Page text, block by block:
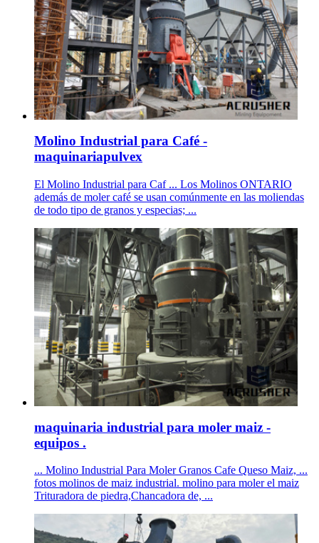
Molino Industrial para Café -
maquinariapulvex
El Molino Industrial para Caf ... Los Molinos ONTARIO
además de moler café se usan comúnmente en las moliendas
de todo tipo de granos y especias; ...
maquinaria industrial para moler maiz -
equipos .
... Molino Industrial Para Moler Granos Cafe Queso Maiz, ...
fotos molinos de maiz industrial. molino para moler el maiz
Trituradora de piedra,Chancadora de, ...